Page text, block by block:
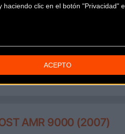
clic en el botón "Privacidad"
ACEPTO
FR NORTHSHORE
SHIMANO XTFrenos:AVID
AMR 9000 (2007)